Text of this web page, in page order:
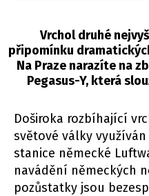
Vrchol druhé
připomínku
Na Praze narazíte na
Pegasus-Y, která
Doširoka rozbíhající
světové války
stanice německé
navádění německých
pozůstatky jsou